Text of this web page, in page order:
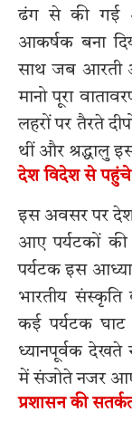
ढंग से की गई
आकर्षक बना
साथ जब आरती
मानो पूरा
लहरों पर तैरते
थीं और श्रद्धालु
देश विदेश से पहुंचे
इस अवसर पर देश
आए पर्यटकों की
पर्यटक इस
भारतीय
कई पर्यटक घाट
ध्यानपूर्वक
में संजोते नजर
प्रशासन की